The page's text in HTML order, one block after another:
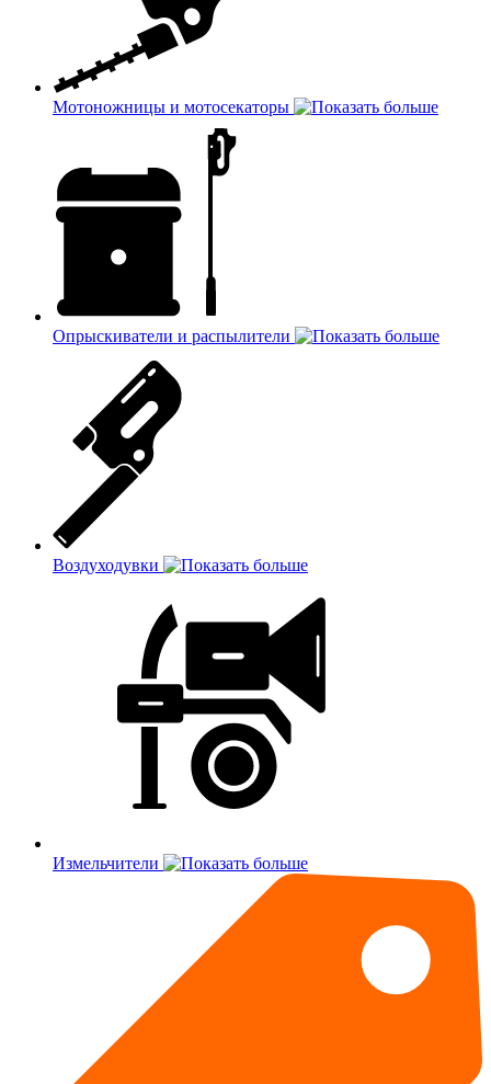
Мотоножницы и мотосекаторы
Опрыскиватели и распылители
Воздуходувки
Измельчители